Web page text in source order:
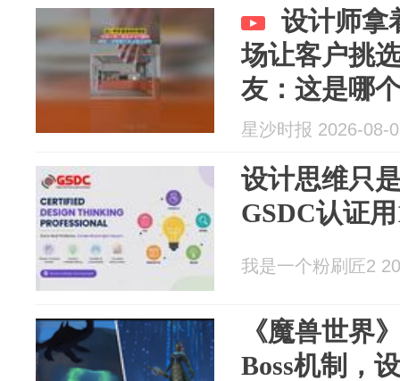
设计师拿
场让客户挑
友：这是哪
星沙时报 2026-08-
设计思维只
GSDC认证
我是一个粉刷匠2
《魔兽世界
Boss机制，